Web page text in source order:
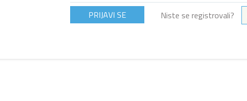
Niste se registrovali?